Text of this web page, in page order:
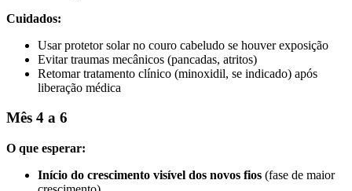
Cuidados:
Usar protetor solar no couro cabeludo se houver exposição
Evitar traumas mecânicos (pancadas, atritos)
Retomar tratamento clínico (minoxidil, se indicado) após
liberação médica
Mês 4 a 6
O que esperar:
Início do crescimento visível dos novos fios (fase de maior